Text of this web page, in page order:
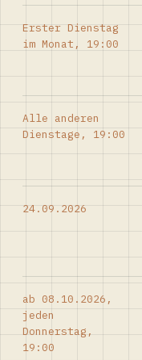
Erster Dienstag
im Monat, 19:00
Alle anderen
Dienstage, 19:00
24.09.2026
ab 08.10.2026,
jeden
Donnerstag,
19:00